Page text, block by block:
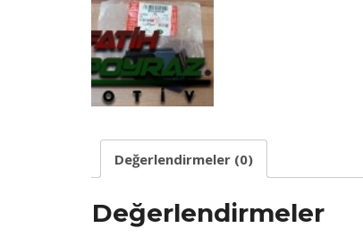
Değerlendirmeler (0)
Değerlendirmeler